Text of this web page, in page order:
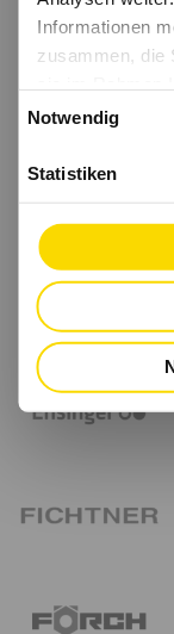
Informationen
zusammen, die
haben.
Notwendig
Statistiken